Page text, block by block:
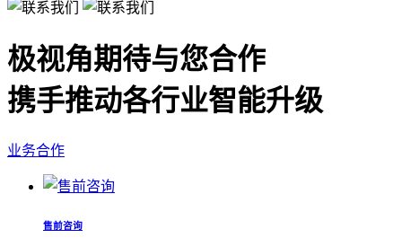
极视角期待与您合作
携手推动各行业智能升级
业务合作
售前咨询